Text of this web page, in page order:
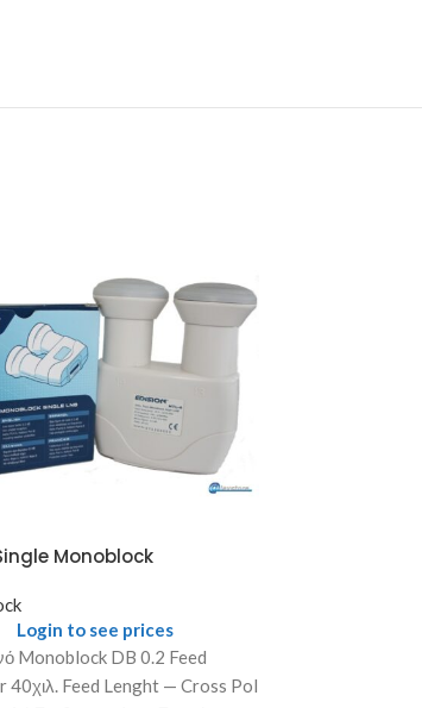
Monoblock
Login to see prices
Monoblock DB 0.2 Feed
40χιλ. Feed Lenght — Cross Pol